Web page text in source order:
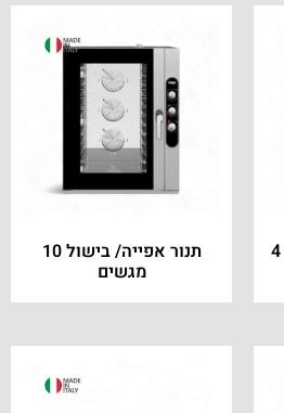
תנור אפייה/ בישול 10
מגשים